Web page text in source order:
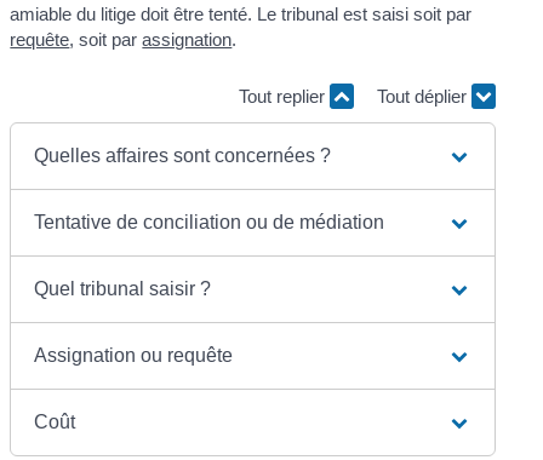
amiable du litige doit être tenté. Le tribunal est saisi soit par
requête, soit parassignation.
Tout replier Tout déplier
Quelles affaires sont concernées ?
Tentative de conciliation ou de médiation
Quel tribunal saisir ?
Assignation ou requête
Coût